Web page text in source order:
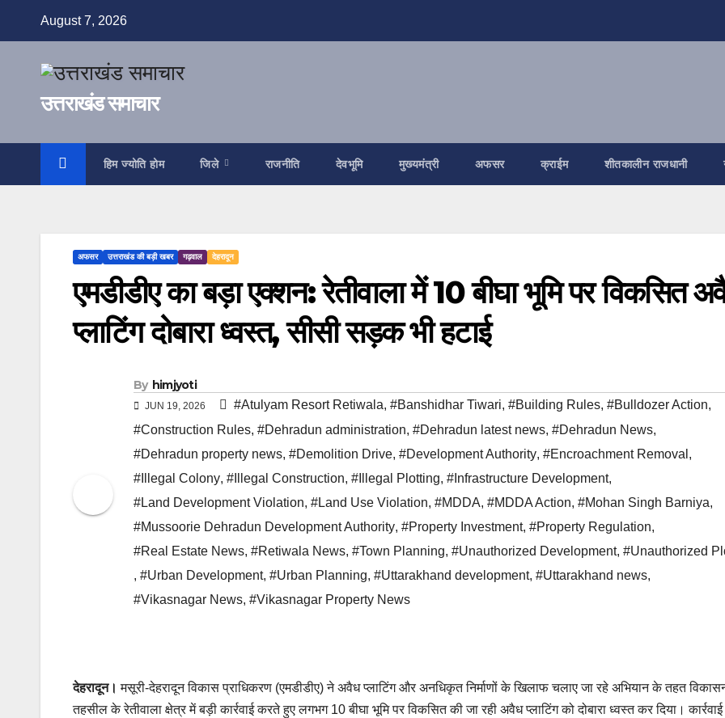
August 7, 2026
उत्तराखंड समाचार
हिम ज्योति होम जिले राजनीति देवभूमि मुख्यमंत्री अफसर क्राईम शीतकालीन राजधानी
अफसर उत्तराखंड की बड़ी खबर गढ़वाल देहरादून
एमडीडीए का बड़ा एक्शन: रेतीवाला में 10 बीघा भूमि पर विकसित
प्लाटिंग दोबारा ध्वस्त, सीसी सड़क भी हटाई
By himjyoti
JUN 19, 2026 #Atulyam Resort Retiwala, #Banshidhar Tiwari, #Building Rules, #Bulldozer Action,
#Construction Rules, #Dehradun administration, #Dehradun latest news, #Dehradun News,
#Dehradun property news, #Demolition Drive, #Development Authority, #Encroachment Removal ,
#Illegal Colony, #Illegal Construction, #Illegal Plotting, #Infrastructure Development,
#Land Development Violation, #Land Use Violation, #MDDA, #MDDA Action, #Mohan Singh Barniya,
#Mussoorie Dehradun Development Authority, #Property Investment, #Property Regulation,
#Real Estate News, #Retiwala News, #Town Planning, #Unauthorized Development, #Unauthorized
, #Urban Development, #Urban Planning, #Uttarakhand development, #Uttarakhand news,
#Vikasnagar News, #Vikasnagar Property News
देहरादून। मसूरी-देहरादून विकास प्राधिकरण (एमडीडीए) ने अवैध प्लाटिंग और अनधिकृत निर्माणों के खिलाफ चलाए जा रहे अभियान के तहत
तहसील के रेतीवाला क्षेत्र में बड़ी कार्रवाई करते हुए लगभग 10 बीघा भूमि पर विकसित की जा रही अवैध प्लाटिंग को दोबारा ध्वस्त कर दिया।